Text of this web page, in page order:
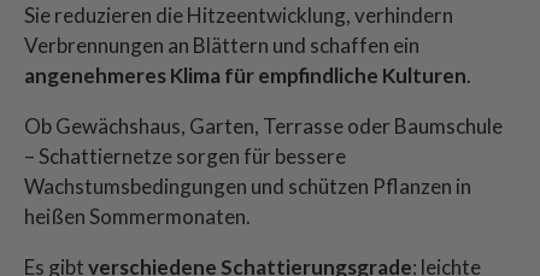
Sie reduzieren die Hitzeentwicklung, verhindern
Verbrennungen an Blättern und schaffen ein
angenehmeres Klima für empfindliche Kulturen.
Ob Gewächshaus, Garten, Terrasse oder Baumschule
– Schattiernetze sorgen für bessere
Wachstumsbedingungen und schützen Pflanzen in
heißen Sommermonaten.
Es gibtverschiedene Schattierungsgrade: leichte